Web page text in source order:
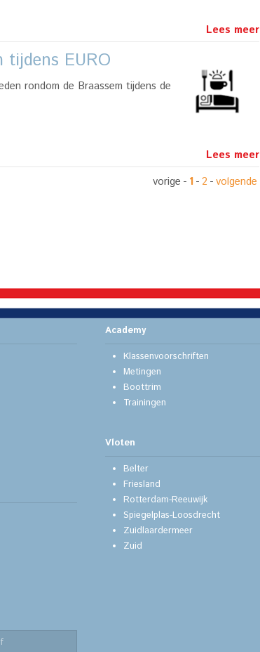
Lees meer
tijdens EURO
rondom de Braassem tijdens de
Lees meer
vorige - 1-2 -volgende
Academy
Klassenvoorschriften
Metingen
Boottrim
Trainingen
Vloten
Belter
Friesland
Rotterdam-Reeuwijk
Spiegelplas-Loosdrecht
Zuidlaardermeer
Zuid